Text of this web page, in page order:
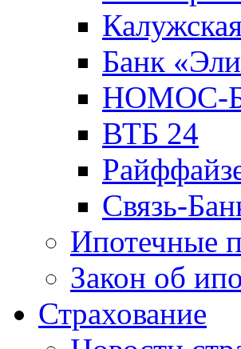
Банк
НОМОС-
ВТБ 24
Связь-
Ипотечные
Закон об
Страхование